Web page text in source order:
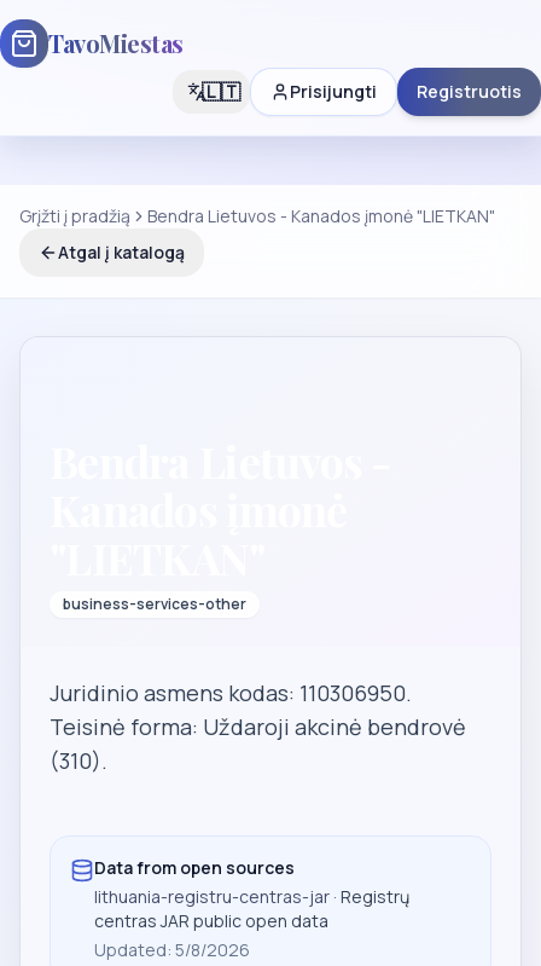
TavoMiestas
🇱🇹 Prisijungti Registruotis
Grįžti į pradžią
Bendra Lietuvos - Kanados įmonė "LIETKAN"
Atgal į katalogą
business-services-other
Juridinio asmens kodas: 110306950.
Teisinė forma: Uždaroji akcinė bendrovė
(310).
Data from open sources
lithuania-registru-centras-jar · Registrų
centras JAR public open data
Updated: 5/8/2026